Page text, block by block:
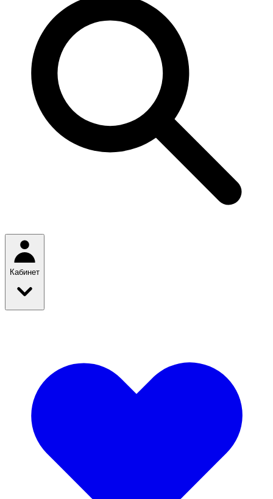
Кабинет